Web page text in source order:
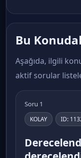
Bu
Aşağıda, ilgili
aktif sorular
Soru 1
KOLAY ID: